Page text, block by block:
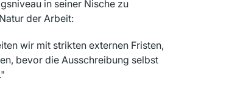
in seiner Nische zu
der Arbeit:
wir mit strikten externen Fristen,
bevor die Ausschreibung selbst